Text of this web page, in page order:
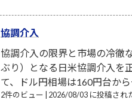
協調介入
協調介入の限界と市場の冷徹
ぶり）となる日米協調介入を
て、ドル円相場は160円台から
2件のビュー 2026/08/03 に投稿され